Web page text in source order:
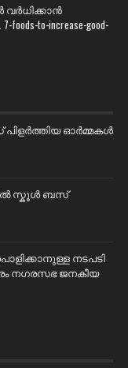
വര്‍ധിക്കാന്‍
to-increase-good-
ഓർമ്മകൾ
സ്കൂൾ ബസ്
നടപടി
നഗരസഭ ജനകീയ